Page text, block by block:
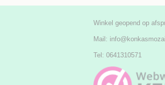
Winkel geopend op
Mail:
Tel: 0641310571